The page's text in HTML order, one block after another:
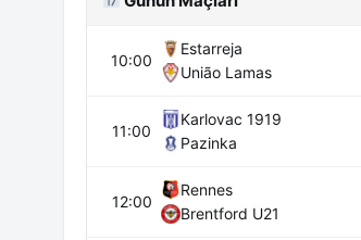
10:00
Estarreja
União Lamas
11:00
Karlovac 1919
Pazinka
12:00
Rennes
Brentford U21